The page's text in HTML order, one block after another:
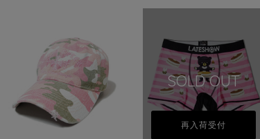
SOLD OUT
再入荷受付